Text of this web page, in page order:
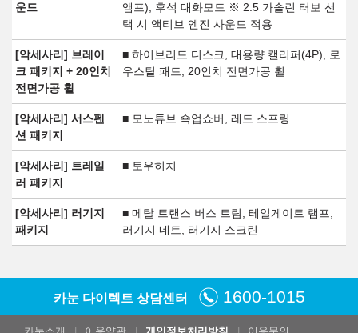
운드
앰프), 후석 대화모드 ※ 2.5 가솔린 터보 선
택 시 액티브 엔진 사운드 적용
[악세사리] 브레이
크 패키지 + 20인치
전면가공 휠
■ 하이브리드 디스크, 대용량 캘리퍼(4P), 로
우스틸 패드, 20인치 전면가공 휠
[악세사리] 서스펜
션 패키지
■ 모노튜브 쇽업쇼버, 레드 스프링
[악세사리] 트레일
러 패키지
■ 토우히치
[악세사리] 러기지
패키지
■ 메탈 트랜스 버스 트림, 테일게이트 램프,
러기지 네트, 러기지 스크린
카눈 다이렉트 상담센터 1600-1015